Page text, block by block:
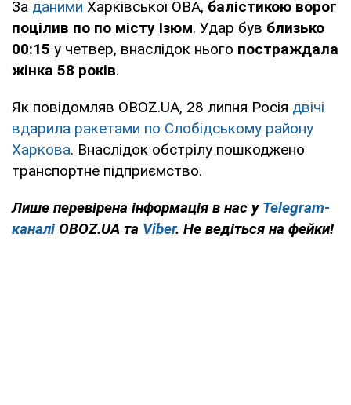
За даними Харківської ОВА, балістикою ворог
поцілив по по місту Ізюм. Удар був близько
00:15 у четвер, внаслідок нього постраждала
жінка 58 років.
Як повідомляв OBOZ.UA, 28 липня Росія двічі
вдарила ракетами по Слобідському району
Харкова. Внаслідок обстрілу пошкоджено
транспортне підприємство.
Лише перевірена інформація в нас у Telegram-
каналі OBOZ.UA та Viber. Не ведіться на фейки!